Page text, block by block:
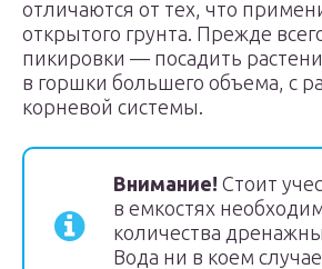
отличаются от тех, что
открытого грунта. Прежде
пикировки — посадить
в горшки большего объема, с
корневой системы.
Внимание! Стоит
в емкостях
количества
Вода ни в коем